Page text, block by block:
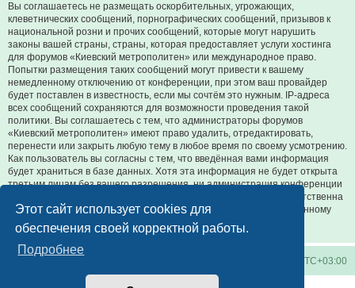
Этот сайт использует cookies для
обеспечения своей корректной работы.
Подробнее
Вы соглашаетесь не размещать оскорбительных, угрожающих,
клеветнических сообщений, порнографических сообщений, призывов к
национальной розни и прочих сообщений, которые могут нарушить
законы вашей страны, страны, которая предоставляет услуги хостинга
для форумов «Киевский метрополитен» или международное право.
Попытки размещения таких сообщений могут привести к вашему
немедленному отключению от конференции, при этом ваш провайдер
будет поставлен в известность, если мы сочтём это нужным. IP-адреса
всех сообщений сохраняются для возможности проведения такой
политики. Вы соглашаетесь с тем, что администраторы форумов
«Киевский метрополитен» имеют право удалить, отредактировать,
перенести или закрыть любую тему в любое время по своему усмотрению.
Как пользователь вы согласны с тем, что введённая вами информация
будет храниться в базе данных. Хотя эта информация не будет открыта
третьим лицам без вашего разрешения, ни администрация конференции
«Киевский метрополитен», ни phpBB Limited не может быть ответственна
за действия хакеров, которые могут привести к несанкционированному
доступу к ней.
UTC+03:00